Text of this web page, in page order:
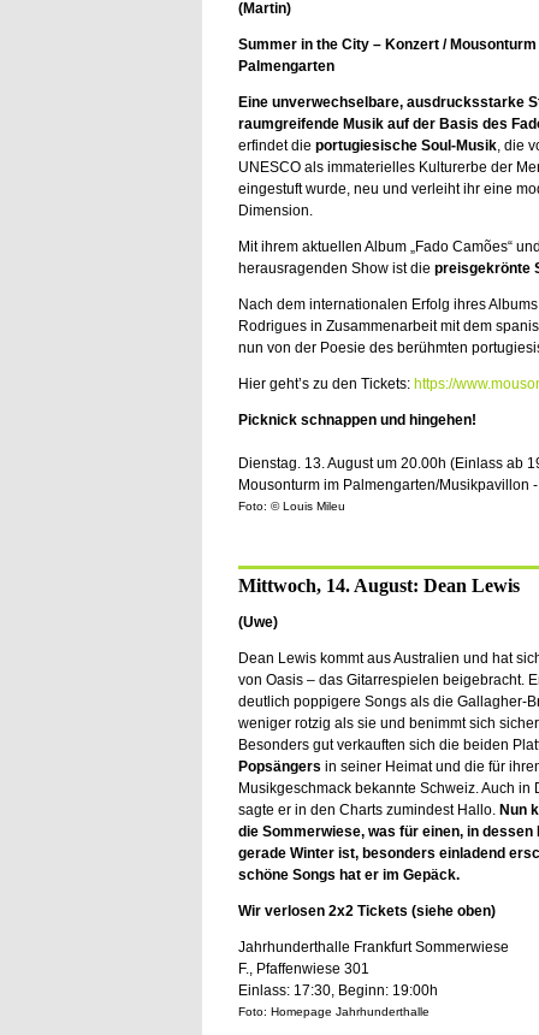
(Martin)
Summer in the City – Konzert / Mousonturm
Palmengarten
Eine unverwechselbare, ausdrucksstarke
raumgreifende Musik auf der Basis des
erfindet die portugiesische Soul-Musik, die
UNESCO als immaterielles Kulturerbe der
eingestuft wurde, neu und verleiht ihr eine
Dimension.
Mit ihrem aktuellen Album „Fado Camões“
herausragenden Show ist die preisgekrönte
Nach dem internationalen Erfolg ihres
Rodrigues in Zusammenarbeit mit dem
nun von der Poesie des berühmten
Hier geht’s zu den Tickets: https://
Picknick schnappen und hingehen!
Dienstag. 13. August um 20.00h (Einlass ab
Mousonturm im Palmengarten/
Foto: © Louis Mileu
Mittwoch, 14. August: Dean Lewis
(Uwe)
Dean Lewis kommt aus Australien und hat
von Oasis – das Gitarrespielen beigebracht.
deutlich poppigere Songs als die Gallagher-
weniger rotzig als sie und benimmt sich
Besonders gut verkauften sich die beiden
Popsängers in seiner Heimat und die für
Musikgeschmack bekannte Schweiz. Auch in
sagte er in den Charts zumindest Hallo. Nun
die Sommerwiese, was für einen, in dessen
gerade Winter ist, besonders einladend
schöne Songs hat er im Gepäck.
Wir verlosen 2x2 Tickets (siehe oben)
Jahrhunderthalle Frankfurt Sommerwiese
F., Pfaffenwiese 301
Einlass: 17:30, Beginn: 19:00h
Foto: Homepage Jahrhunderthalle